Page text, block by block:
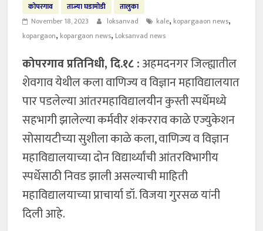
कोपरगाव ताज्या घडामोडी
तालुका
November 18, 2023
loksanvad kale, kopargaaon news,
kopargaon, kopargaon news, Loksanvad news
कोपरगाव प्रतिनिधी, दि.१८ :अहमदनगर जिल्ह्यातील
शेवगाव येथील कला वाणिज्य व विज्ञान महाविद्यालयात
पार पडलेल्या आंतरमहाविद्यालयीन कुस्ती स्पर्धेमध्ये
सहभागी झालेल्या कर्मवीर शंकरराव काळे एज्युकेशन
सोसायटीच्या सुशीला काळे कला, वाणिज्य व विज्ञान
महाविद्यालयाच्या दोन विद्यार्थ्यांची आंतरविभागीय
स्पर्धेसाठी निवड झाली असल्याची माहिती
महाविद्यालयाच्या प्राचार्या डॉ. विजया गुरसळ यांनी
दिली आहे.